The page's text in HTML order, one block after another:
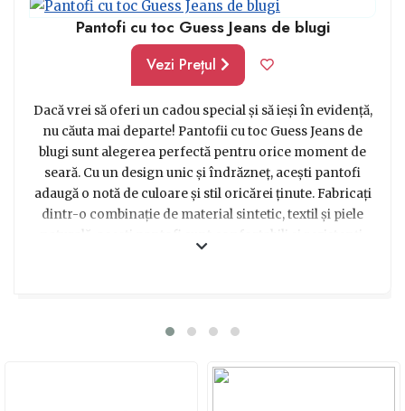
Pantofi cu toc Guess Jeans de blugi
Vezi Prețul
Dacă vrei să oferi un cadou special și să ieși în evidență,
nu căuta mai departe! Pantofii cu toc Guess Jeans de
blugi sunt alegerea perfectă pentru orice moment de
seară. Cu un design unic și îndrăzneț, acești pantofi
adaugă o notă de culoare și stil oricărei ținute. Fabricați
dintr-o combinație de material sintetic, textil și piele
naturală, acești pantofi sunt confortabili și rezistenți.
neobservați! Lungimea brantului pentru mărimea 37
permite să găsești perechea perfectă pentru persoana